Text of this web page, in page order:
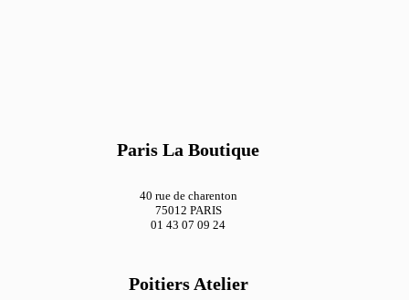
Paris La Boutique
40 rue de charenton
75012 PARIS
01 43 07 09 24
Poitiers Atelier